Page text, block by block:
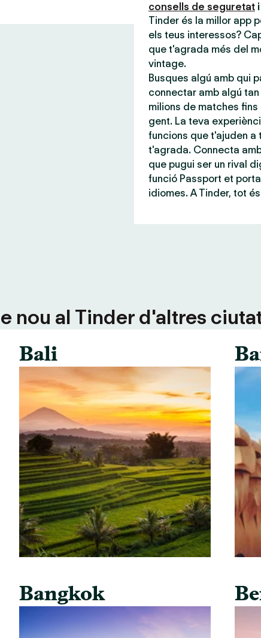
consells de seguretat
Tinder és la millor app
els teus interessos?
que t'agrada més del
vintage.
Busques algú amb qui
connectar amb algú
milions de matches
gent. La teva
funcions que t'ajuden
t'agrada. Connecta
que pugui ser un rival
funció Passport et
idiomes. A Tinder, tot
nou al Tinder d'altres
Bali
Bangkok